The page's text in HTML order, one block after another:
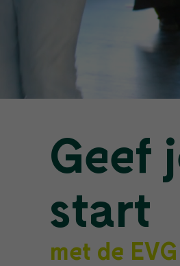
Geef
start
met de